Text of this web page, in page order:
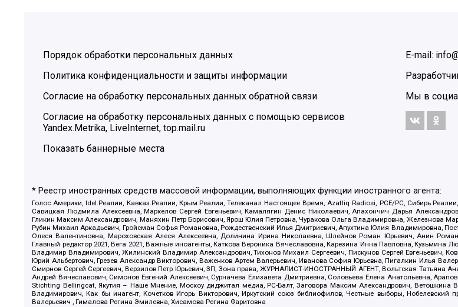
Порядок обработки персональных данных
Политика конфиденциальности и защиты информации
Согласие на обработку персональных данных обратной связи
Согласие на обработку персональных данных с помощью сервисов
Yandex.Metrika, LiveInternet, top.mail.ru
Показать баннерные места
E-mail:
Мы в
* Реестр иностранных средств массовой информации, выполняющих функции иностранного агента:
Голос Америки, Idel.Реалии, Кавказ.Реалии, Крым.Реалии, Телеканал Настоящее Время, Azatliq Radiosi, PCE/PC,
Савицкая Людмила Алексеевна, Маркелов Сергей Евгеньевич, Камалягин Денис Николаевич, Апахончич Дарья
Гликин Максим Александрович, Маняхин Петр Борисович, Ярош Юлия Петровна, Чуракова Ольга Владимировна, Железнова
Рубин Михаил Аркадьевич, Гройсман Софья Романовна, Рождественский Илья Дмитриевич, Апухтина Юлия Владимировна,
Олеся Валентиновна, Мароховская Алеся Алексеевна, Долинина Ирина Николаевна, Шлейнов Роман Юрьевич, Анин
Главный редактор 2021, Вега 2021, Важные иноагенты, Каткова Вероника Вячеславовна, Карезина Инна Павловна,
Владимир Владимирович, Жилинский Владимир Александрович, Тихонов Михаил Сергеевич, Пискунов Сергей Евгеньевич,
Юрий Альбертович, Грезев Александр Викторович, Важенков Артем Валерьевич, Иванова София Юрьевна, Пигалкин Илья
Смирнов Сергей Сергеевич, Верзилов Петр Юрьевич, ЗП, Зона права, ЖУРНАЛИСТ-ИНОСТРАННЫЙ АГЕНТ, Вольтская Татьяна
Андрей Вячеславович, Симонов Евгений Алексеевич, Сурначева Елизавета Дмитриевна, Соловьева Елена Анатольевна,
Stichting Bellingcat, Якутия – Наше Мнение, Москоу диджитал медиа, РС-Балт, Заговора Максим Александрович, Ветошкина
Владимирович, Как бы инагент, Кочетков Игорь Викторович, Иркутский союз библиофилов, Честные выборы, Нобелевский
Валерьевич , Гималова Регина Эмилевна, Хисамова Регина Фаритовна